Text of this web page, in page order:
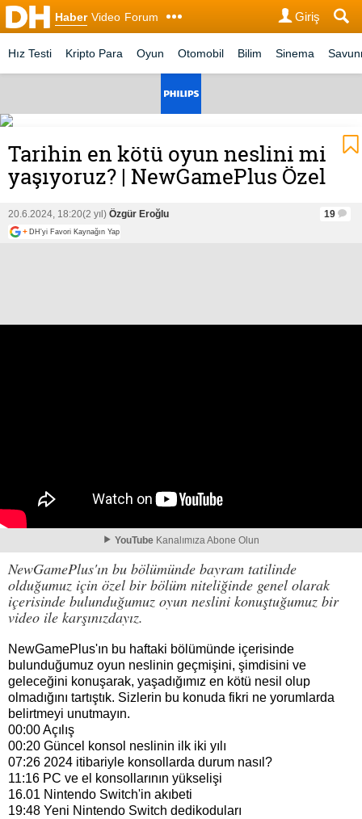
Haber Video Forum Giriş
Hız Testi Kripto Para Oyun Otomobil Bilim Sinema
Tarihin en kötü oyun neslini mi
yaşıyoruz? | NewGamePlus Özel
20.6.2024, 18:20(2 yıl) Özgür Eroğlu 19
+ DH'yi Favori Kaynağın Yap
YouTube Kanalımıza Abone Olun
NewGamePlus'ın bu bölümünde bayram tatilinde
olduğumuz için özel bir bölüm niteliğinde genel olarak
içerisinde bulunduğumuz oyun neslini konuştuğumuz bir
video ile karşınızdayız.
NewGamePlus'ın bu haftaki bölümünde içerisinde
bulunduğumuz oyun neslinin geçmişini, şimdisini ve
geleceğini konuşarak, yaşadığımız en kötü nesil olup
olmadığını tartıştık. Sizlerin bu konuda fikri ne yorumlarda
belirtmeyi unutmayın.
00:00 Açılış
00:20 Güncel konsol neslinin ilk iki yılı
07:26 2024 itibariyle konsollarda durum nasıl?
11:16 PC ve el konsollarının yükselişi
16.01 Nintendo Switch'in akıbeti
19:48 Yeni Nintendo Switch dedikoduları